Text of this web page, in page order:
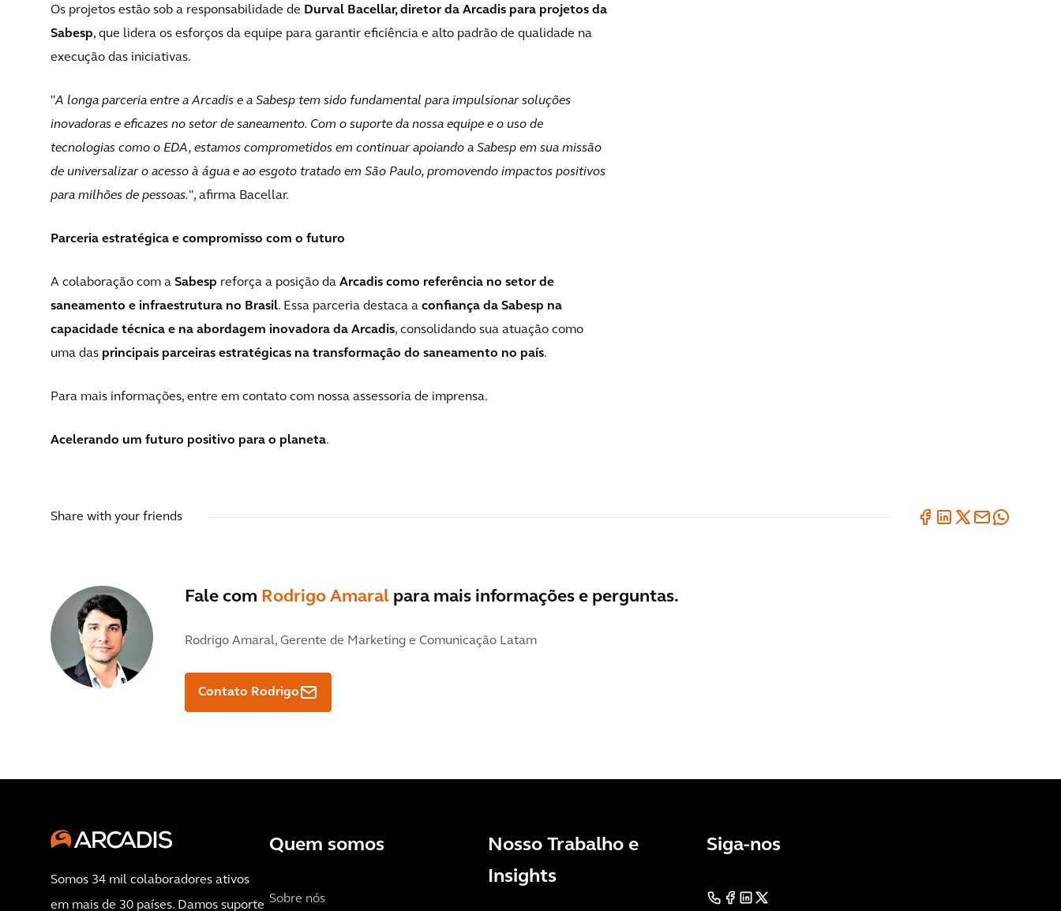
Os projetos estão sob a responsabilidade de Durval Bacellar, diretor da Arcadis para projetos da
Sabesp, que lidera os esforços da equipe para garantir eficiência e alto padrão de qualidade na
execução das iniciativas.
"A longa parceria entre a Arcadis e a Sabesp tem sido fundamental para impulsionar soluções
inovadoras e eficazes no setor de saneamento. Com o suporte da nossa equipe e o uso de
tecnologias como o EDA, estamos comprometidos em continuar apoiando a Sabesp em sua missão
de universalizar o acesso à água e ao esgoto tratado em São Paulo, promovendo impactos positivos
para milhões de pessoas.", afirma Bacellar.
Parceria estratégica e compromisso com o futuro
A colaboração com a Sabesp reforça a posição da Arcadis como referência no setor de
saneamento e infraestrutura no Brasil. Essa parceria destaca a confiança da Sabesp na
capacidade técnica e na abordagem inovadora da Arcadis, consolidando sua atuação como
uma das principais parceiras estratégicas na transformação do saneamento no país.
Para mais informações, entre em contato com nossa assessoria de imprensa.
Acelerando um futuro positivo para o planeta.
Share with your friends
Fale com Rodrigo Amaral para mais informações e perguntas.
Rodrigo Amaral, Gerente de Marketing e Comunicação Latam
Contato Rodrigo
Somos 34 mil colaboradores ativos
em mais de 30 países. Damos suporte
Quem somos
Sobre nós
Nosso Trabalho e
Insights
Siga-nos